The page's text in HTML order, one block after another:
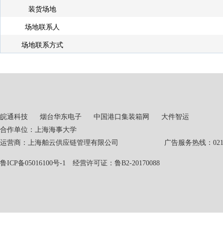
装货场地
场地联系人
场地联系方式
皖通科技 烟台华东电子 中国港口集装箱网
大件智运
合作单位：上海海事大学
运营商：上海舶云供应链管理有限公司 广告服务热线：021-
鲁ICP备05016100号-1 经营许可证：鲁B2-20170088